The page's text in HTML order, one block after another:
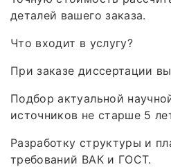
деталей вашего заказа.
Что входит в услугу?
При заказе диссертации
Подбор актуальной
источников не старше 5
Разработку структуры и
требований ВАК и ГОСТ.